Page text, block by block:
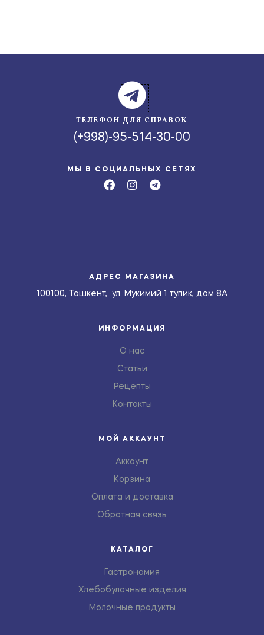
ТЕЛЕФОН ДЛЯ СПРАВОК
(+998)-95-514-30-00
МЫ В СОЦИАЛЬНЫХ СЕТЯХ
АДРЕС МАГАЗИНА
100100, Ташкент, ул. Мукимий 1 тупик, дом 8А
ИНФОРМАЦИЯ
О нас
Статьи
Рецепты
Контакты
МОЙ АККАУНТ
Аккаунт
Корзина
Оплата и доставка
Обратная связь
КАТАЛОГ
Гастрономия
Хлебобулочные изделия
Молочные продукты